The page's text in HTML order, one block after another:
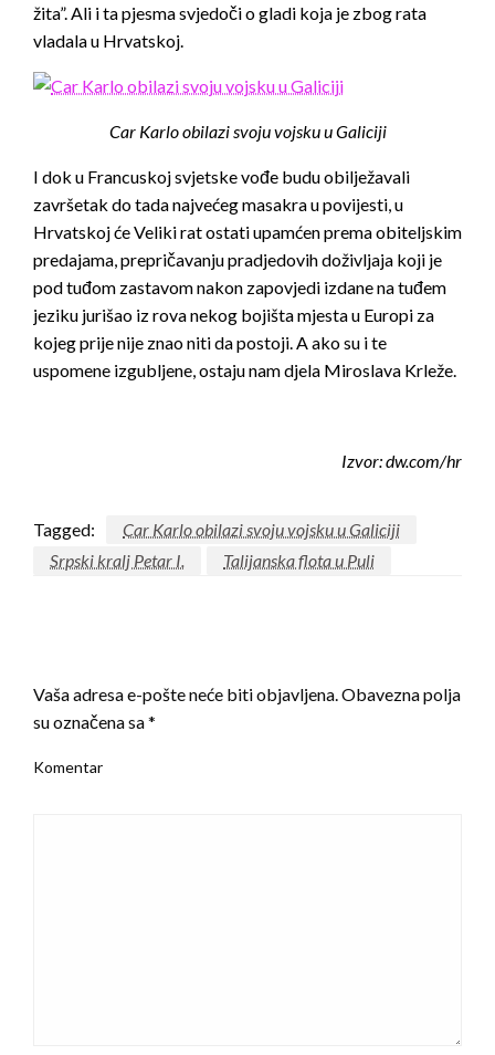
žita”. Ali i ta pjesma svjedoči o gladi koja je zbog rata
vladala u Hrvatskoj.
Car Karlo obilazi svoju vojsku u Galiciji
I dok u Francuskoj svjetske vođe budu obilježavali
završetak do tada najvećeg masakra u povijesti, u
Hrvatskoj će Veliki rat ostati upamćen prema obiteljskim
predajama, prepričavanju pradjedovih doživljaja koji je
pod tuđom zastavom nakon zapovjedi izdane na tuđem
jeziku jurišao iz rova nekog bojišta mjesta u Europi za
kojeg prije nije znao niti da postoji. A ako su i te
uspomene izgubljene, ostaju nam djela Miroslava Krleže.
Izvor: dw.com/hr
Tagged:
Car Karlo obilazi svoju vojsku u Galiciji
Srpski kralj Petar I.
Talijanska flota u Puli
Vaša adresa e-pošte neće biti objavljena.Obavezna polja
su označena sa*
Komentar